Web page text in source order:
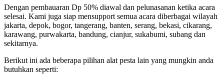
Dengan pembauaran Dp 50% diawal dan pelunasanan ketika acara
selesai. Kami juga siap mensupport semua acara diberbagai wilayah
jakarta, depok, bogor, tangerang, banten, serang, bekasi, cikarang,
karawang, purwakarta, bandung, cianjur, sukabumi, subang dan
sekitarnya.
Berikut ini ada beberapa pilihan alat pesta lain yang mungkin anda
butuhkan seperti: